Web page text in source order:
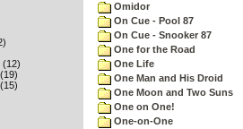
(12)
(19)
(15)
Omidor
On Cue - Pool 87
On Cue - Snooker 87
One for the Road
One Life
One Man and His Droid
One Moon and Two Suns
One on One!
One-on-One